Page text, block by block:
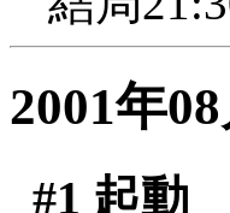
2001年
#1 起動